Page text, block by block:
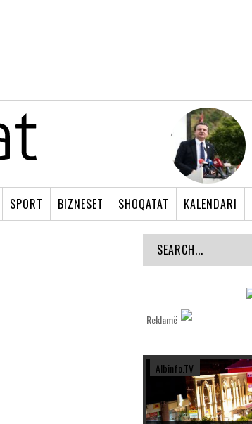
SPORT BIZNESET SHOQATAT KALENDARI
Reklamë
Albinfo.TV